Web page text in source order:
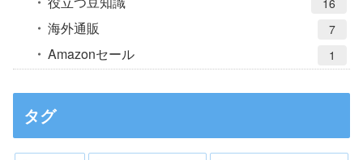
16
海外通販 7
Amazonセール 1
タグ